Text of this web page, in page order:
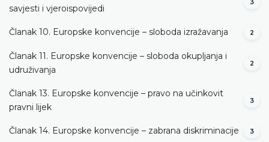
savjesti i vjeroispovijedi
3
Članak 10. Europske konvencije – sloboda izražavanja 2
Članak 11. Europske konvencije – sloboda okupljanja i
udruživanja
2
Članak 13. Europske konvencije – pravo na učinkovit
pravni lijek
3
Članak 14. Europske konvencije – zabrana diskriminacije 3